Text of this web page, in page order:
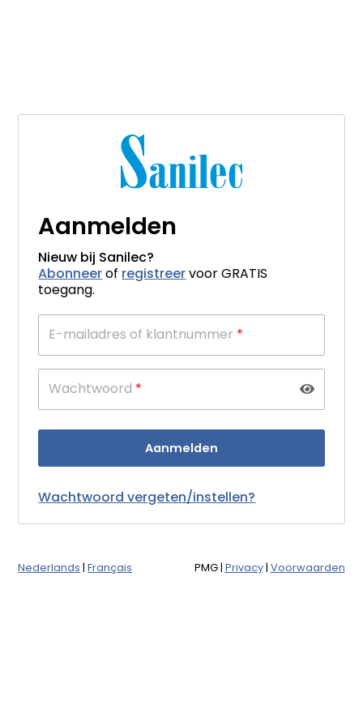
Aanmelden
Nieuw bij Sanilec?
Abonneerof registreervoor GRATIS
toegang.
E-mailadres of klantnummer *
Wachtwoord *
Wachtwoord vergeten/instellen?
Nederlands |Français PMG| Privacy| Voorwaarden